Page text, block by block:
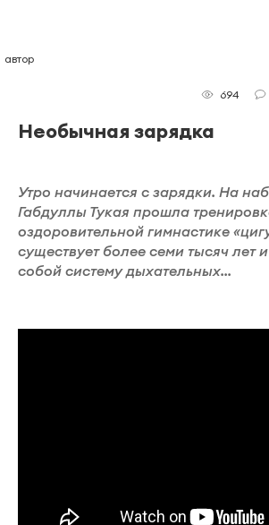
автор
694
Необычная зарядка
Утро начинается с зарядки. На
Габдуллы Тукая прошла
оздоровительной гимнастике
существует более семи тысяч лет
собой систему дыхательных...